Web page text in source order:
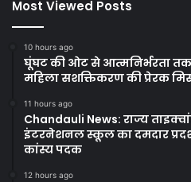
Most Viewed Posts
10 hours ago
घूंघट की ओट से आत्मनिर्भरता तक:
महिला सशक्तिकरण की प्रेरक
11 hours ago
Chandauli News: राज्य
इंटरनेशनल स्कूल का दमदार
कांस्य पदक
12 hours ago